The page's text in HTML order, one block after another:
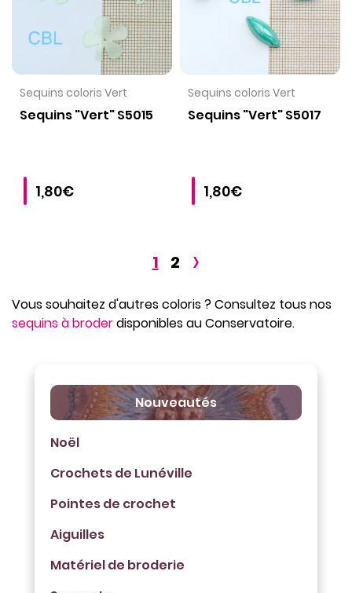
VOIR LE PRODUIT
Sequins coloris Vert
Sequins "Vert" S5015
1,80€
VOIR LE PRODUIT
Sequins coloris Vert
Sequins "Vert" S5017
1,80€
1 2 ›
Vous souhaitez d'autres coloris ? Consultez tous nos
sequins à broderdisponibles au Conservatoire.
Nouveautés
Noël
Crochets de Lunéville
Pointes de crochet
Aiguilles
Matériel de broderie